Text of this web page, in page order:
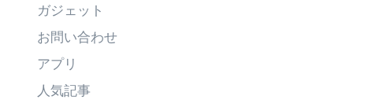
ガジェット
お問い合わせ
アプリ
人気記事